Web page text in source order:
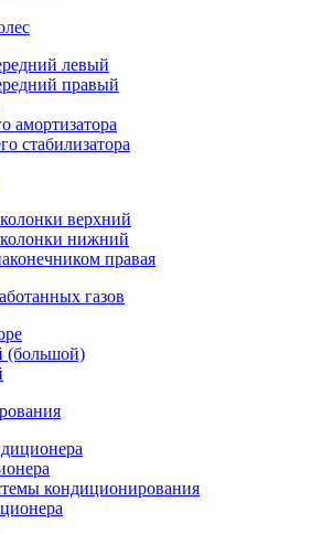
левый
правый
амортизатора
стабилизатора
верхний
нижний
правая
газов
(большой)
кондиционирования